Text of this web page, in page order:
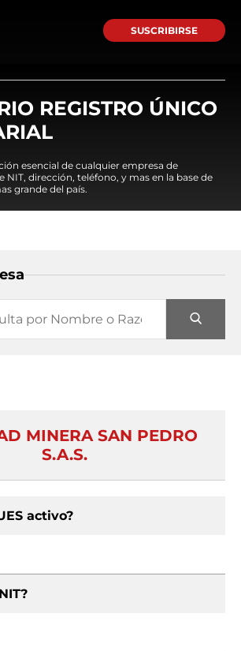
SUSCRIBIRSE
REGISTRO ÚNICO
esencial de cualquier empresa de
NIT, dirección, teléfono, y mas en la base de
grande del país.
MINERA SAN PEDRO
S.A.S.
activo?